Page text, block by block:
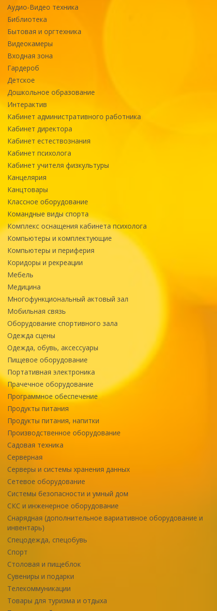
Аудио-Видео техника
Библиотека
Бытовая и оргтехника
Видеокамеры
Входная зона
Гардероб
Детское
Дошкольное образование
Интерактив
Кабинет административного работника
Кабинет директора
Кабинет естествознания
Кабинет психолога
Кабинет учителя физкультуры
Канцелярия
Канцтовары
Классное оборудование
Командные виды спорта
Комплекс оснащения кабинета психолога
Компьютеры и комплектующие
Компьютеры и периферия
Коридоры и рекреации
Мебель
Медицина
Многофункциональный актовый зал
Мобильная связь
Оборудование спортивного зала
Одежда сцены
Одежда, обувь, аксессуары
Пищевое оборудование
Портативная электроника
Прачечное оборудование
Программное обеспечение
Продукты питания
Продукты питания, напитки
Производственное оборудование
Садовая техника
Серверная
Серверы и системы хранения данных
Сетевое оборудование
Системы безопасности и умный дом
СКС и инженерное оборудование
Снарядная (дополнительное вариативное оборудование и
инвентарь)
Спецодежда, спецобувь
Спорт
Столовая и пищеблок
Сувениры и подарки
Телекоммуникации
Товары для туризма и отдыха